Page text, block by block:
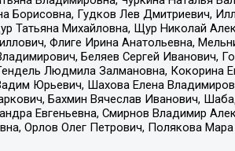
Борисовна, Гудков Лев Дмитриевич,
Татьяна Михайловна, Щур Николай
Флиге Ирина Анатольевна,
Беляев Сергей Иванович,
Людмила Залмановна, Кокорина
Юрьевич, Шахова Елена
Бахмин Вячеслав Иванович,
Евгеньевна, Смирнов Владимир
Орлов Олег Петрович, Полякова